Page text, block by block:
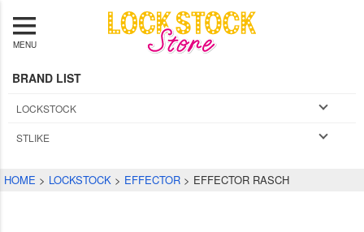
MENU
BRAND LIST
LOCKSTOCK
STLIKE
HOME LOCKSTOCK EFFECTOR EFFECTOR RASCH